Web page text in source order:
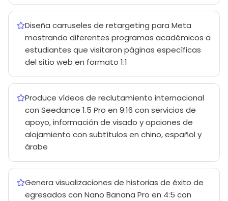
Diseña carruseles de retargeting para Meta
mostrando diferentes programas académicos a
estudiantes que visitaron páginas específicas
del sitio web en formato 1:1
Produce vídeos de reclutamiento internacional
con Seedance 1.5 Pro en 9:16 con servicios de
apoyo, información de visado y opciones de
alojamiento con subtítulos en chino, español y
árabe
Genera visualizaciones de historias de éxito de
egresados con Nano Banana Pro en 4:5 con